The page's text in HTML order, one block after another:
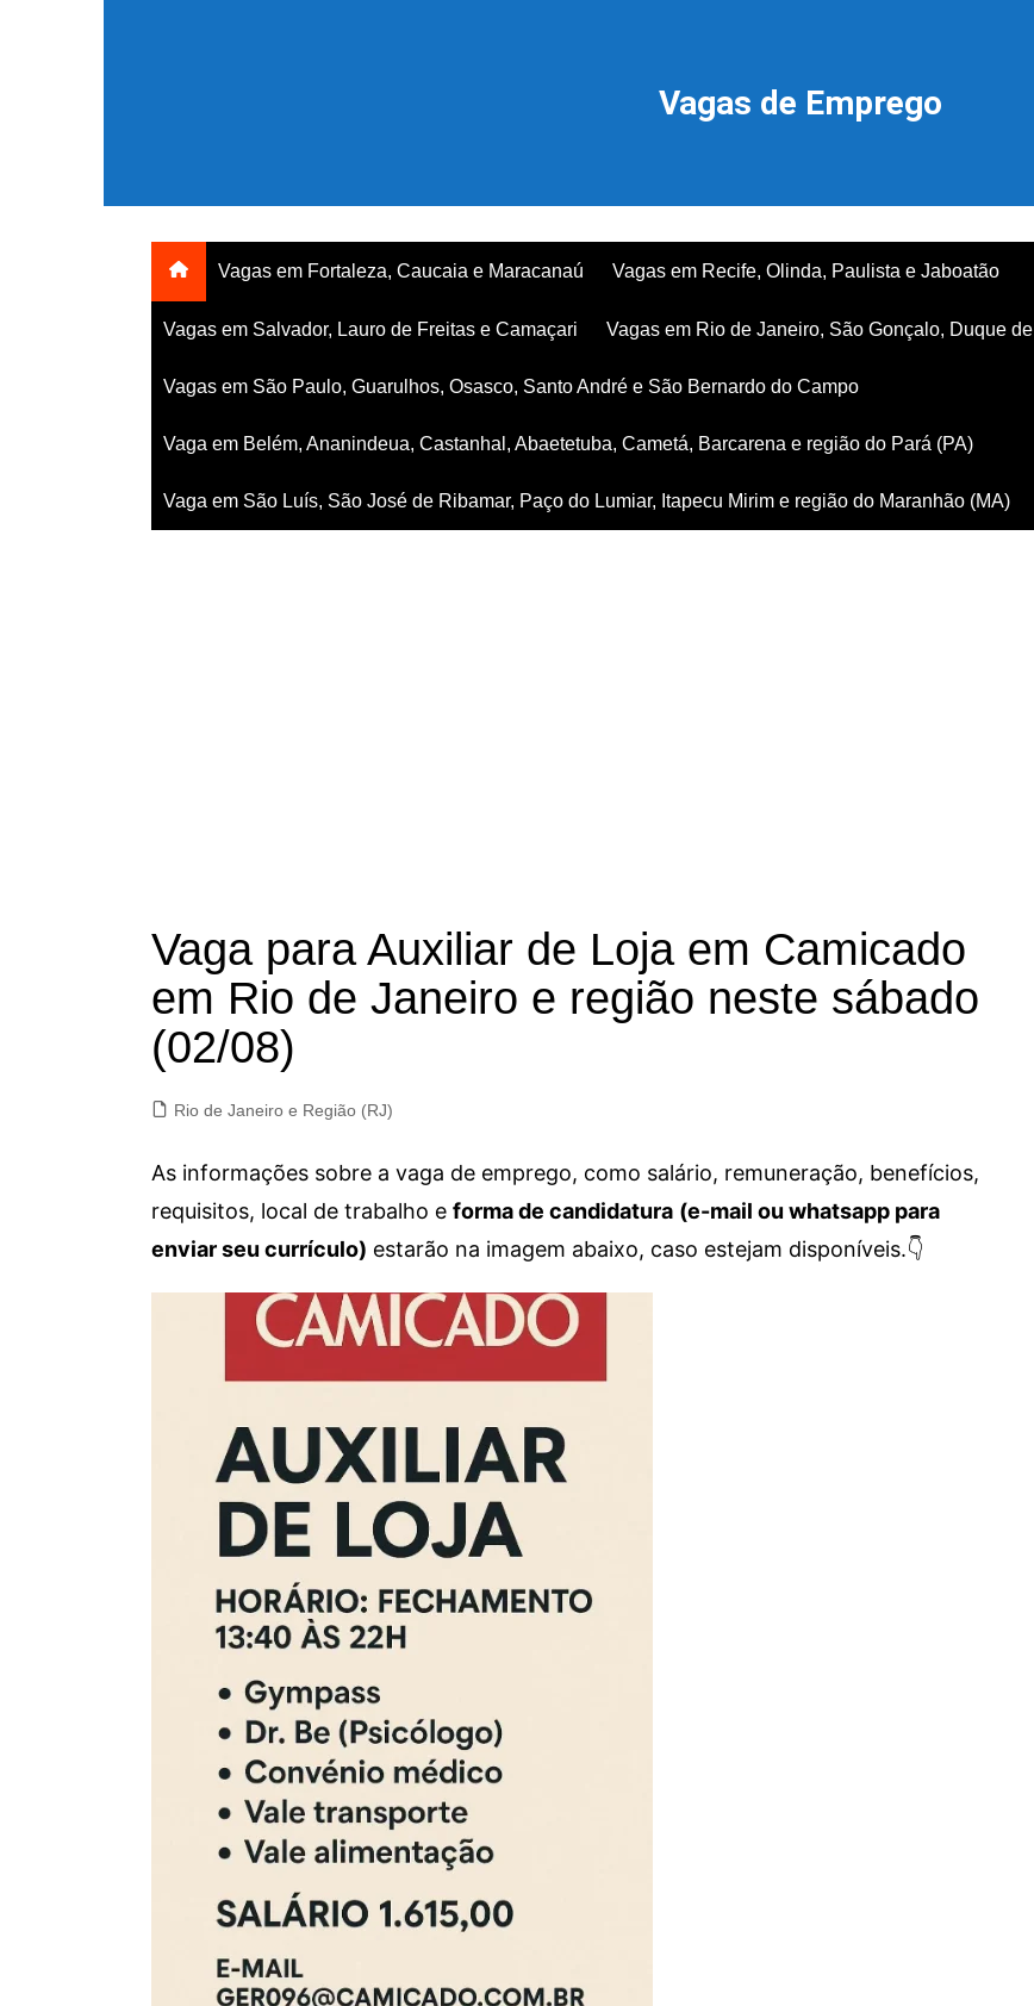
Vagas de Emprego
Vagas em Fortaleza, Caucaia e Maracanaú Vagas em Recife, Olinda, Paulista e Jaboatão
Vagas em Salvador, Lauro de Freitas e Camaçari Vagas em Rio de Janeiro, São Gonçalo, Duque
Vagas em São Paulo, Guarulhos, Osasco, Santo André e São Bernardo do Campo
Vaga em Belém, Ananindeua, Castanhal, Abaetetuba, Cametá, Barcarena e região do Pará (PA)
Vaga em São Luís, São José de Ribamar, Paço do Lumiar, Itapecu Mirim e região do Maranhão (MA)
Vaga para Auxiliar de Loja em Camicado
em Rio de Janeiro e região neste sábado
(02/08)
Rio de Janeiro e Região (RJ)
As informações sobre a vaga de emprego, como salário, remuneração, benefícios,
requisitos, local de trabalho e forma de candidatura (e-mail ou whatsapp para
enviar seu currículo) estarão na imagem abaixo, caso estejam disponíveis.👇